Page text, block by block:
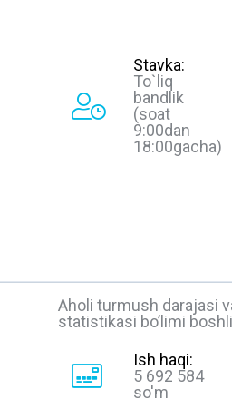
Stavka:
To`liq
bandlik
(soat
9:00dan
18:00gacha)
Aholi turmush darajasi
statistikasi bo’limi
Ish haqi:
5 692 584
so'm